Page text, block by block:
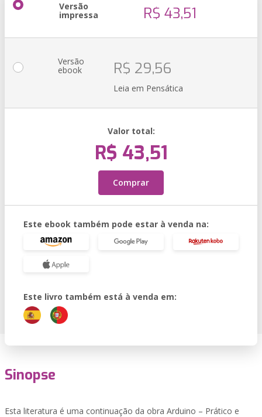
Versão
impressa R$ 43,51
Versão
ebook R$ 29,56
Leia em Pensática
Valor total:
R$ 43,51
Comprar
Este ebook também pode estar à venda na:
Este livro também está à venda em:
Sinopse
Esta literatura é uma continuação da obra Arduino – Prático e